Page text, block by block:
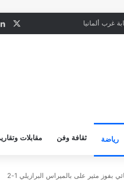
رياضة ثقافة وفن مقابلات
بفوز مثير على بالميراس البرازيلي 1-2